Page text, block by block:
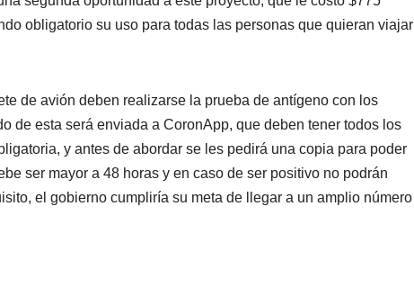
obligatorio su uso para todas las personas que quieran viajar
de avión deben realizarse la prueba de antígeno con los
de esta será enviada a CoronApp, que deben tener todos los
y antes de abordar se les pedirá una copia para poder
ser mayor a 48 horas y en caso de ser positivo no podrán
el gobierno cumpliría su meta de llegar a un amplio número